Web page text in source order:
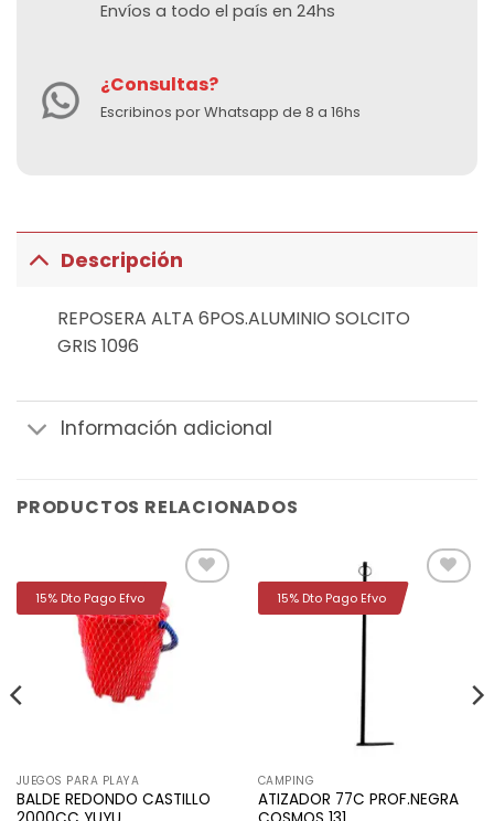
Envíos a todo el país en 24hs
¿Consultas?
Escribinos por Whatsapp de 8 a 16hs
Descripción
REPOSERA ALTA 6POS.ALUMINIO SOLCITO
GRIS 1096
Información adicional
PRODUCTOS RELACIONADOS
deseos
JUEGOS PARA PLAYA
BALDE REDONDO CASTILLO
15% Dto Pago Efvo
CAMPING
ATIZADOR 77C PROF.NEGRA
15% Dto Pago Efvo